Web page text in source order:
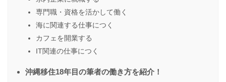
専門職・資格を活かして働く
海に関連する仕事につく
カフェを開業する
IT関連の仕事につく
沖縄移住18年目の筆者の働き方を紹介！